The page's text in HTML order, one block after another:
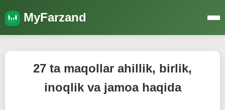
MyFarzand
27 ta maqollar ahillik, birlik,
inoqlik va jamoa haqida